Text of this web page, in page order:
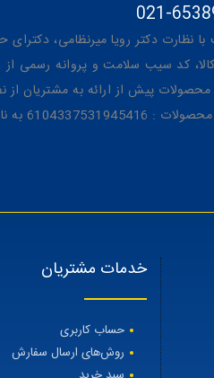
021-
دکتر رویا میرنظامی، دکترای حرفه‌ای
کد سیب سلامت و پروانه رسمی از
محصولات پیش از ارائه به مشتریان
به نام رویا میرنظامی
خدمات مشتریان
حساب کاربری
روش‌های ارسال سفارش